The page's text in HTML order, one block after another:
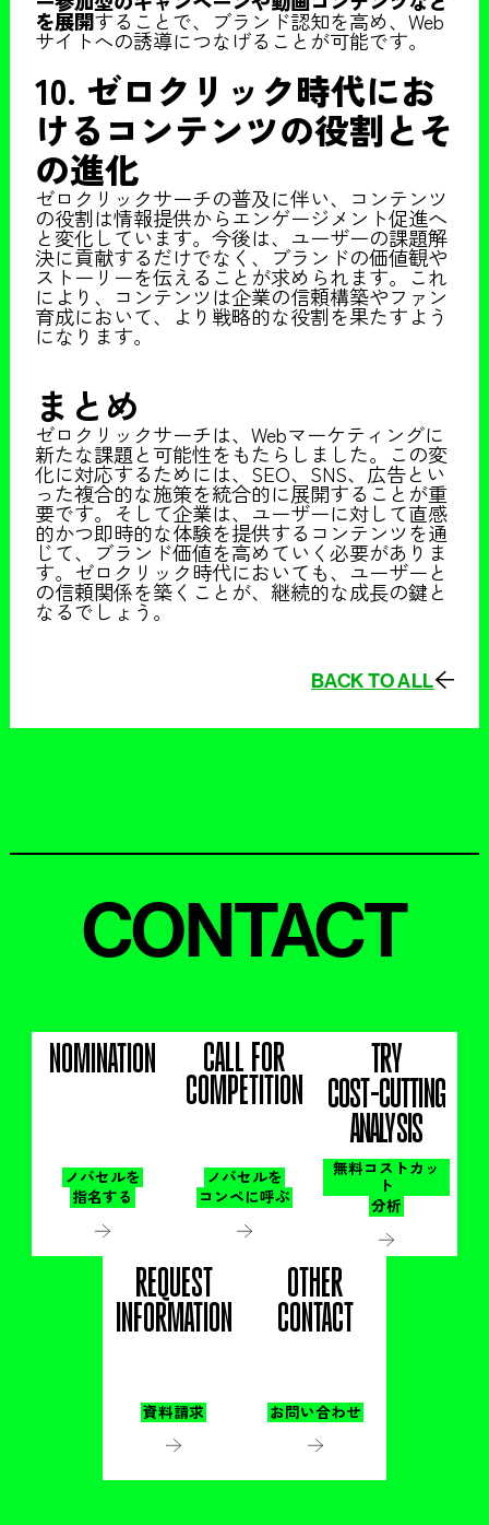
を展開することで、ブランド認知を高め、Web
サイトへの誘導につなげることが可能です。
10. ゼロクリック時代にお
けるコンテンツの役割とそ
の進化
ゼロクリックサーチの普及に伴い、コンテンツ
の役割は情報提供からエンゲージメント促進へ
と変化しています。今後は、ユーザーの課題解
決に貢献するだけでなく、ブランドの価値観や
ストーリーを伝えることが求められます。これ
により、コンテンツは企業の信頼構築やファン
育成において、より戦略的な役割を果たすよう
になります。
まとめ
ゼロクリックサーチは、Webマーケティングに
新たな課題と可能性をもたらしました。この変
化に対応するためには、SEO、SNS、広告とい
った複合的な施策を統合的に展開することが重
要です。そして企業は、ユーザーに対して直感
的かつ即時的な体験を提供するコンテンツを通
じて、ブランド価値を高めていく必要がありま
す。ゼロクリック時代においても、ユーザーと
の信頼関係を築くことが、継続的な成長の鍵と
なるでしょう。
BACK TO ALL
CONTACT
NOMINATION
ノバセルを
指名する
CALL FOR
COMPETITION
ノバセルを
コンペに呼ぶ
TRY
COST-CUTTING
ANALYSIS
無料コストカッ
ト
分析
REQUEST
INFORMATION
資料請求
OTHER
CONTACT
お問い合わせ